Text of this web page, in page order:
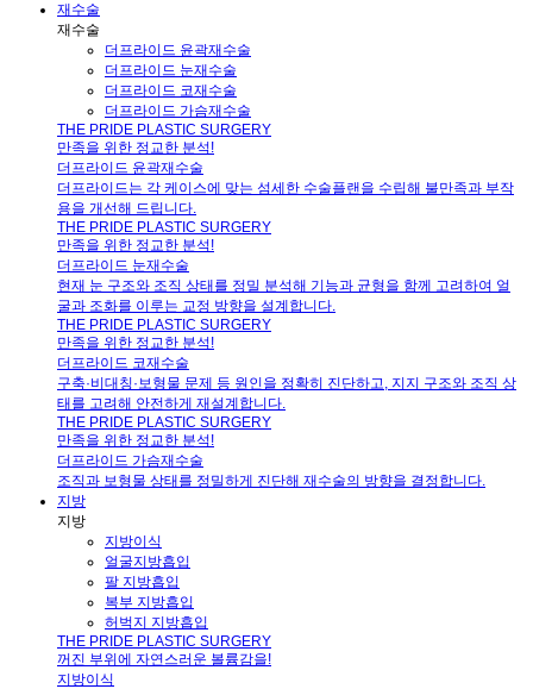
재수술
재수술
더프라이드 윤곽재수술
더프라이드 눈재수술
더프라이드 코재수술
더프라이드 가슴재수술
THE PRIDE PLASTIC SURGERY
만족을 위한 정교한 분석!
더프라이드 윤곽재수술
더프라이드는 각 케이스에 맞는 섬세한 수술플랜을 수립해 불만족과 부작
용을 개선해 드립니다.
THE PRIDE PLASTIC SURGERY
만족을 위한 정교한 분석!
더프라이드 눈재수술
현재 눈 구조와 조직 상태를 정밀 분석해 기능과 균형을 함께 고려하여 얼
굴과 조화를 이루는 교정 방향을 설계합니다.
THE PRIDE PLASTIC SURGERY
만족을 위한 정교한 분석!
더프라이드 코재수술
구축·비대칭·보형물 문제 등 원인을 정확히 진단하고, 지지 구조와 조직 상
태를 고려해 안전하게 재설계합니다.
THE PRIDE PLASTIC SURGERY
만족을 위한 정교한 분석!
더프라이드 가슴재수술
조직과 보형물 상태를 정밀하게 진단해 재수술의 방향을 결정합니다.
지방
지방
지방이식
얼굴지방흡입
팔 지방흡입
복부 지방흡입
허벅지 지방흡입
THE PRIDE PLASTIC SURGERY
꺼진 부위에 자연스러운 볼륨감을!
지방이식